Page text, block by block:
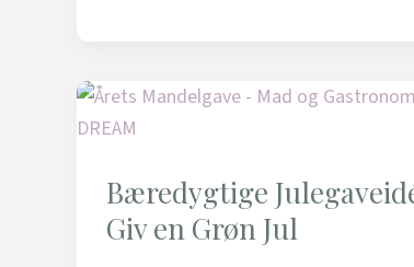
Bæredygtige
Giv en Grøn Jul